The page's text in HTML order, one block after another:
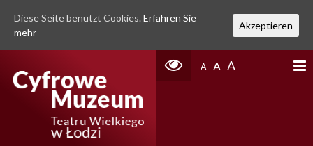
A A A
Diese Seite benutzt Cookies. Erfahren Sie
mehr
Akzeptieren